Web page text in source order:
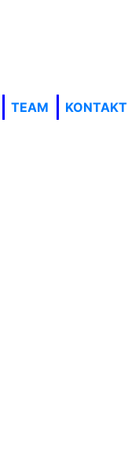
TEAM KONTAKT